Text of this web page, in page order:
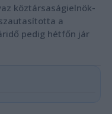
köztársaságielnök-
a
pedig hétfőn jár